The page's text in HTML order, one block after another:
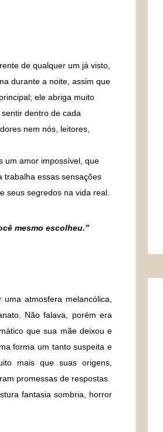
de qualquer um já visto,
durante a noite, assim que
ele abriga muito
dentro de cada
nem nós, leitores,
um amor impossível, que
trabalha essas sensações
seus segredos na vida real.
mesmo escolheu.”
atmosfera melancólica,
Não falava, porém era
que sua mãe deixou e
forma um tanto suspeita e
mais que suas origens,
promessas de respostas.
fantasia sombria, horror